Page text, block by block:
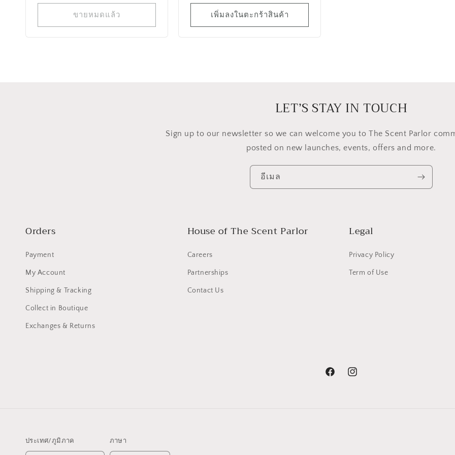
ขายหมดแล้ว เพิ่มลงในตะกร้าสินค้า
LET’S STAY IN TOUCH
​Sign up to our newsletter so we can welcome you to The Scent Parlor
posted on new launches, events, offers and more.
อีเมล
Orders
Payment
My Account
Shipping & Tracking
Collect in Boutique
Exchanges & Returns
House of The Scent Parlor
Careers
Partnerships
Contact Us
Legal
Privacy Policy
Term of Use
FacebookInstagram
ประเทศ/ภูมิภาค ภาษา